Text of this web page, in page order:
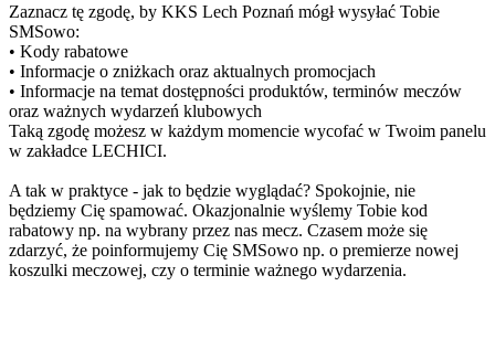
Zaznacz tę zgodę, by KKS Lech Poznań mógł wysyłać Tobie
SMSowo:
• Kody rabatowe
• Informacje o zniżkach oraz aktualnych promocjach
• Informacje na temat dostępności produktów, terminów meczów
oraz ważnych wydarzeń klubowych
Taką zgodę możesz w każdym momencie wycofać w Twoim panelu
w zakładce LECHICI.
A tak w praktyce - jak to będzie wyglądać? Spokojnie, nie
będziemy Cię spamować. Okazjonalnie wyślemy Tobie kod
rabatowy np. na wybrany przez nas mecz. Czasem może się
zdarzyć, że poinformujemy Cię SMSowo np. o premierze nowej
koszulki meczowej, czy o terminie ważnego wydarzenia.